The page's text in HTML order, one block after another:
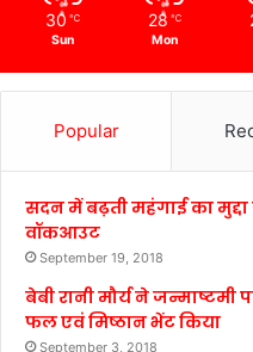
30 ℃
Sun
28 ℃
Mon
Popular
सदन में बढ़ती महंगाई का
वॉकआउट
September 19, 2018
बेबी रानी मौर्य ने
फल एवं मिष्ठान भेंट किया
September 3, 2018